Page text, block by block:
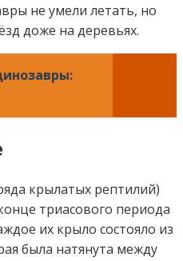
не умели летать, но
доже на деревьях.
крылатых рептилий)
триасового периода
их крыло состояло из
была натянута между